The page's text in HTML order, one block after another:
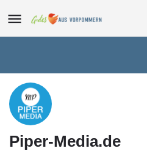
Piper-Media.de